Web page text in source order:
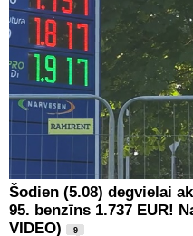
Šodien (5.08) degvielai
95. benzīns 1.737 EUR!
VIDEO)
9